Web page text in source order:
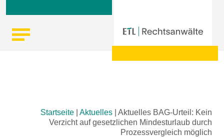
Startseite Aktuelles
Aktuelles BAG-Urteil: Kein
Verzicht auf gesetzlichen Mindesturlaub durch
Prozessvergleich möglich